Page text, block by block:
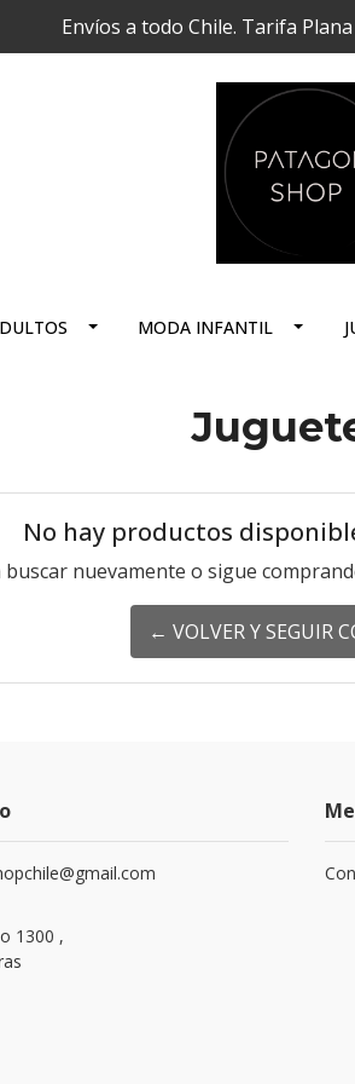
Envíos a todo Chile. Tarifa
MODA INFANTIL
No hay productos
nuevamente o sigue
← VOLVER Y SEGUIR
1300 ,